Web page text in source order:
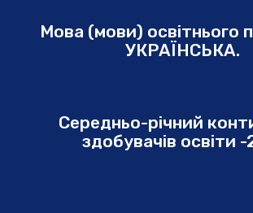
Мова (мови) освітнього
УКРАЇНСЬКА.
Середньо-річний
здобувачів освіти